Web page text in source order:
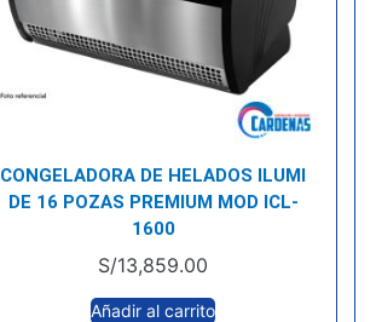
CONGELADORA DE HELADOS ILUMI
DE 16 POZAS PREMIUM MOD ICL-
1600
S/13,859.00
Añadir al carrito